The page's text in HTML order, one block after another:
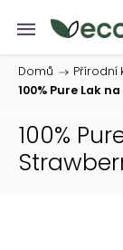
Domů / Přírodní
100% Pure Lak
100%